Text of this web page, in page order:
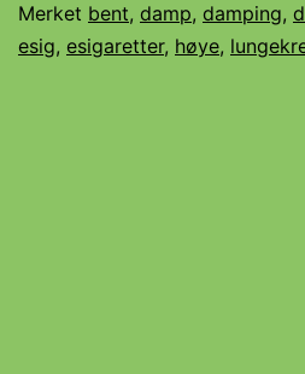
Merket bent, damp, damping,
esig, esigaretter, høye,